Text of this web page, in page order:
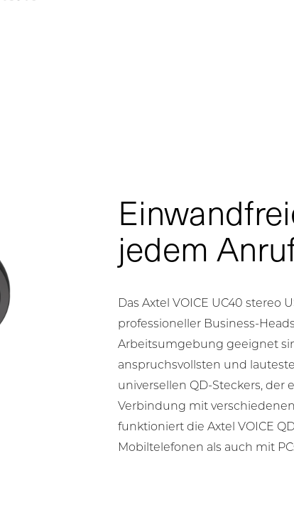
jedem
Das Axtel VOICE UC40 stereo
professioneller Business-
Arbeitsumgebung geeignet
anspruchsvollsten und
universellen QD-Steckers, der
Verbindung mit
funktioniert die Axtel VOICE
Mobiltelefonen als auch mit